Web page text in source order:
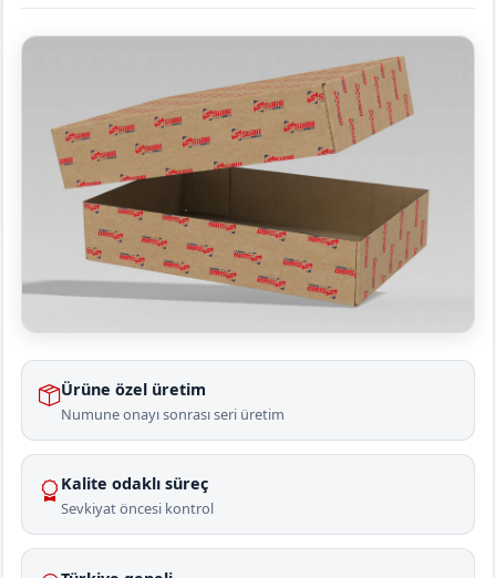
Ürüne özel üretim
Numune onayı sonrası seri üretim
Kalite odaklı süreç
Sevkiyat öncesi kontrol